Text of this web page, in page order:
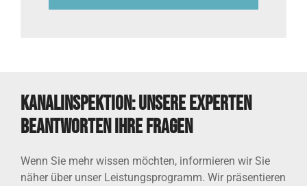
Kanalinspektion: Unsere Experten
beantworten Ihre Fragen
Wenn Sie mehr wissen möchten, informieren wir Sie
näher über unser Leistungsprogramm. Wir präsentieren